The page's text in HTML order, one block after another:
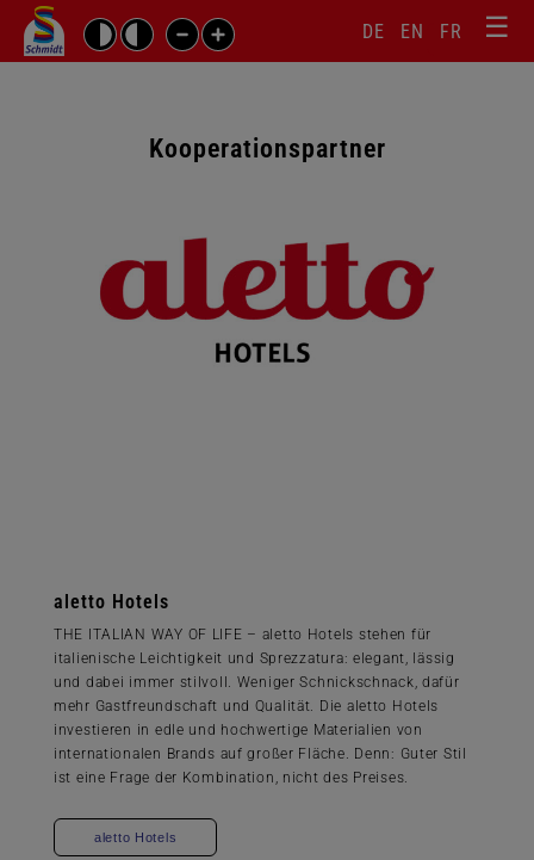
☰
DE EN FR
Suchbegriffe
Kooperationspartner
aletto Hotels
THE ITALIAN WAY OF LIFE – aletto Hotels stehen für
italienische Leichtigkeit und Sprezzatura: elegant, lässig
und dabei immer stilvoll. Weniger Schnickschnack, dafür
mehr Gastfreundschaft und Qualität. Die aletto Hotels
investieren in edle und hochwertige Materialien von
internationalen Brands auf großer Fläche. Denn: Guter Stil
ist eine Frage der Kombination, nicht des Preises.
aletto Hotels